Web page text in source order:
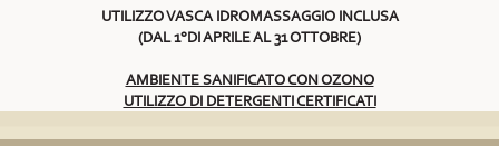
UTILIZZO VASCA IDROMASSAGGIO INCLUSA
(DAL 1°DI APRILE AL 31 OTTOBRE)
AMBIENTE SANIFICATO CON OZONO
UTILIZZO DI DETERGENTI CERTIFICATI